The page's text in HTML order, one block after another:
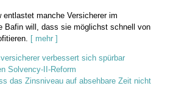
entlastet manche Versicherer im
Bafin will, dass sie möglichst schnell von
[ mehr ]
verbessert sich spürbar
Solvency-II-Reform
das Zinsniveau auf absehbare Zeit nicht